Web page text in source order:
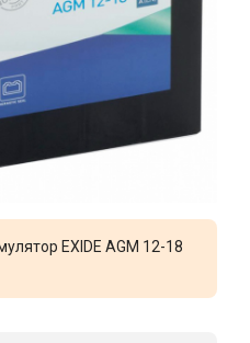
EXIDE AGM 12-18